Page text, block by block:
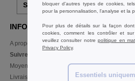
S'abonner!
INFORMATION
A propos de Ntextil
Suivre ma commande
Moyens de paiement
Livraison
bloquer d'autres types de cookies,
pour la personnalisation, l'analyse et la
Pour plus de détails sur la façon
cookies, comment les contrôler et
veuillez consulter notrepolitique en
Privacy Policy.
Essentiels